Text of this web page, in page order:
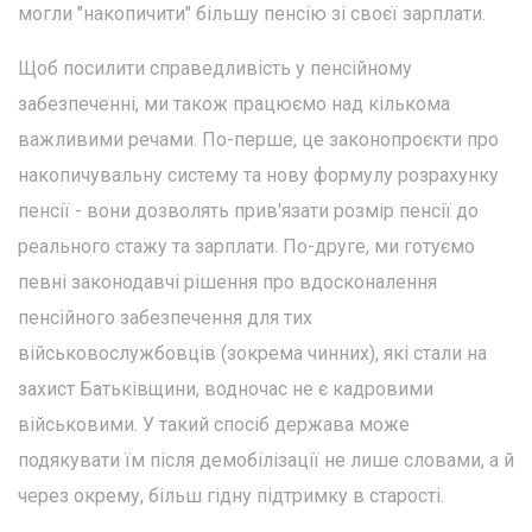
могли "накопичити" більшу пенсію зі своєї зарплати.
Щоб посилити справедливість у пенсійному
забезпеченні, ми також працюємо над кількома
важливими речами. По-перше, це законопроєкти про
накопичувальну систему та нову формулу розрахунку
пенсії - вони дозволять прив'язати розмір пенсії до
реального стажу та зарплати. По-друге, ми готуємо
певні законодавчі рішення про вдосконалення
пенсійного забезпечення для тих
військовослужбовців (зокрема чинних), які стали на
захист Батьківщини, водночас не є кадровими
військовими. У такий спосіб держава може
подякувати їм після демобілізації не лише словами, а й
через окрему, більш гідну підтримку в старості.